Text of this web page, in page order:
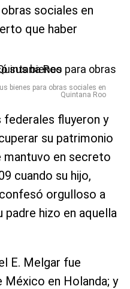
sociales en
que haber
bienes para obras sociales en
Quintana Roo
fluyeron y
su patrimonio
mantuvo en secreto
cuando su hijo,
orgulloso a
hizo en aquella
E. Melgar fue
México en Holanda; y